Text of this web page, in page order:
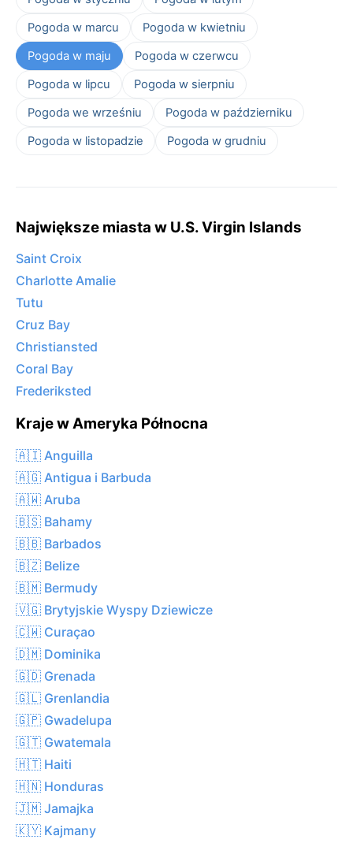
Pogoda w marcu
Pogoda w kwietniu
Pogoda w maju
Pogoda w czerwcu
Pogoda w lipcu
Pogoda w sierpniu
Pogoda we wrześniu
Pogoda w październiku
Pogoda w listopadzie
Pogoda w grudniu
Największe miasta w U.S. Virgin Islands
Saint Croix
Charlotte Amalie
Tutu
Cruz Bay
Christiansted
Coral Bay
Frederiksted
Kraje w Ameryka Północna
🇦🇮 Anguilla
🇦🇬 Antigua i Barbuda
🇦🇼 Aruba
🇧🇸 Bahamy
🇧🇧 Barbados
🇧🇿 Belize
🇧🇲 Bermudy
🇻🇬 Brytyjskie Wyspy Dziewicze
🇨🇼 Curaçao
🇩🇲 Dominika
🇬🇩 Grenada
🇬🇱 Grenlandia
🇬🇵 Gwadelupa
🇬🇹 Gwatemala
🇭🇹 Haiti
🇭🇳 Honduras
🇯🇲 Jamajka
🇰🇾 Kajmany